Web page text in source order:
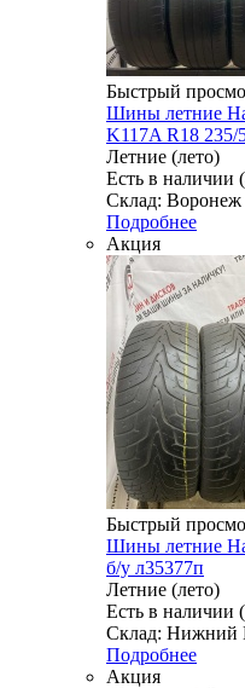
Быстрый
Шины летние
K117A R18 235/
Летние (лето)
Есть в наличии
Склад: Воронеж
Подробнее
Акция
Быстрый
Шины летние
б/у л35377п
Летние (лето)
Есть в наличии
Склад: Нижний
Подробнее
Акция